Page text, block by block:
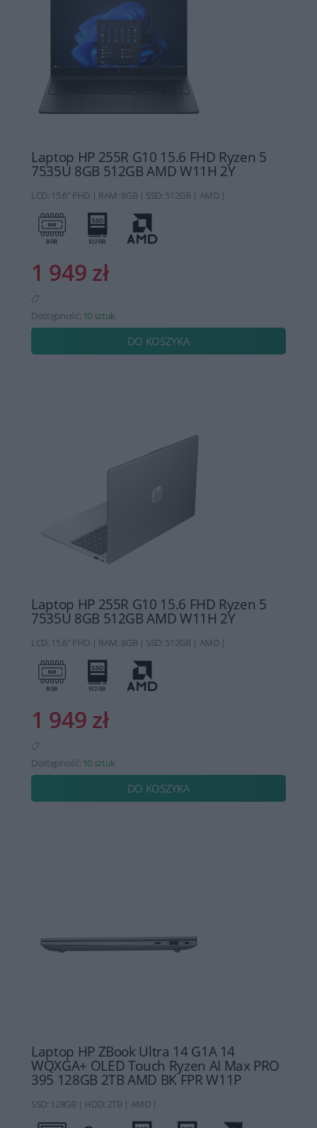
Laptop HP 255R G10 15.6 FHD Ryzen 5
7535U 8GB 512GB AMD W11H 2Y
LCD: 15.6" FHD | RAM: 8GB | SSD: 512GB | AMD |
1 949 zł
Dostępność: 10 sztuk
DO KOSZYKA
Laptop HP 255R G10 15.6 FHD Ryzen 5
7535U 8GB 512GB AMD W11H 2Y
LCD: 15.6" FHD | RAM: 8GB | SSD: 512GB | AMD |
1 949 zł
Dostępność: 10 sztuk
DO KOSZYKA
Laptop HP ZBook Ultra 14 G1A 14
WQXGA+ OLED Touch Ryzen AI Max PRO
395 128GB 2TB AMD BK FPR W11P
SSD: 128GB | HDD: 2TB | AMD |